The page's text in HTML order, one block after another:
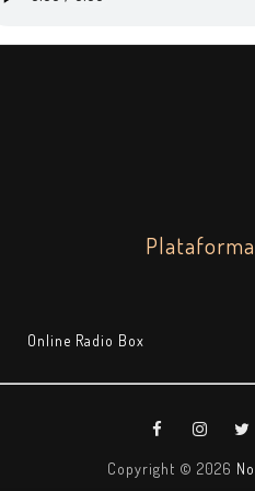
Online Radio Box
Copyright © 2026